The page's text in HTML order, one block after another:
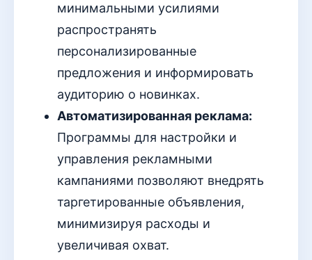
минимальными усилиями
распространять
персонализированные
предложения и информировать
аудиторию о новинках.
Автоматизированная реклама:
Программы для настройки и
управления рекламными
кампаниями позволяют внедрять
таргетированные объявления,
минимизируя расходы и
увеличивая охват.